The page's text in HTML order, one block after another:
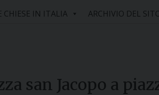
CHIESE IN ITALIA
ARCHIVIO DEL
san Jacopo a